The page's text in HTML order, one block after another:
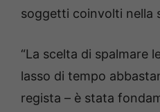
soggetti coinvolti nella
“La scelta di spalmare
lasso di tempo
regista – è stata